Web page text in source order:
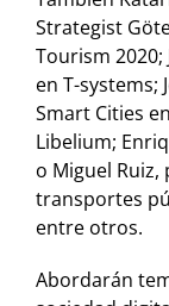
Strategist
Tourism
en T-systems;
Smart Cities
Libelium;
o Miguel Ruiz,
transportes
entre otros.
Abordarán